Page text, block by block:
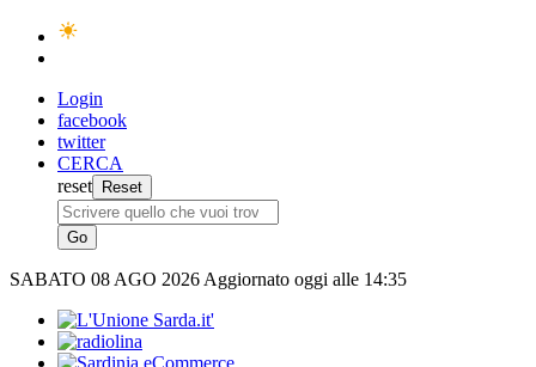
Login
facebook
twitter
CERCA
reset
SABATO 08 AGO 2026 Aggiornato oggi alle 14:35